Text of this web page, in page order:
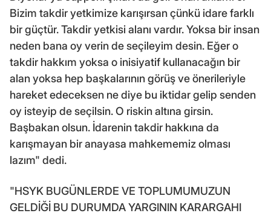
Bizim takdir yetkimize karışırsan çünkü idare farklı
bir güçtür. Takdir yetkisi alanı vardır. Yoksa bir insan
neden bana oy verin de seçileyim desin. Eğer o
takdir hakkım yoksa o inisiyatif kullanacağın bir
alan yoksa hep başkalarının görüş ve önerileriyle
hareket edeceksen ne diye bu iktidar gelip senden
oy isteyip de seçilsin. O riskin altına girsin.
Başbakan olsun. İdarenin takdir hakkına da
karışmayan bir anayasa mahkememiz olması
lazım" dedi.
"HSYK BUGÜNLERDE VE TOPLUMUMUZUN
GELDİĞİ BU DURUMDA YARGININ KARARGAHI